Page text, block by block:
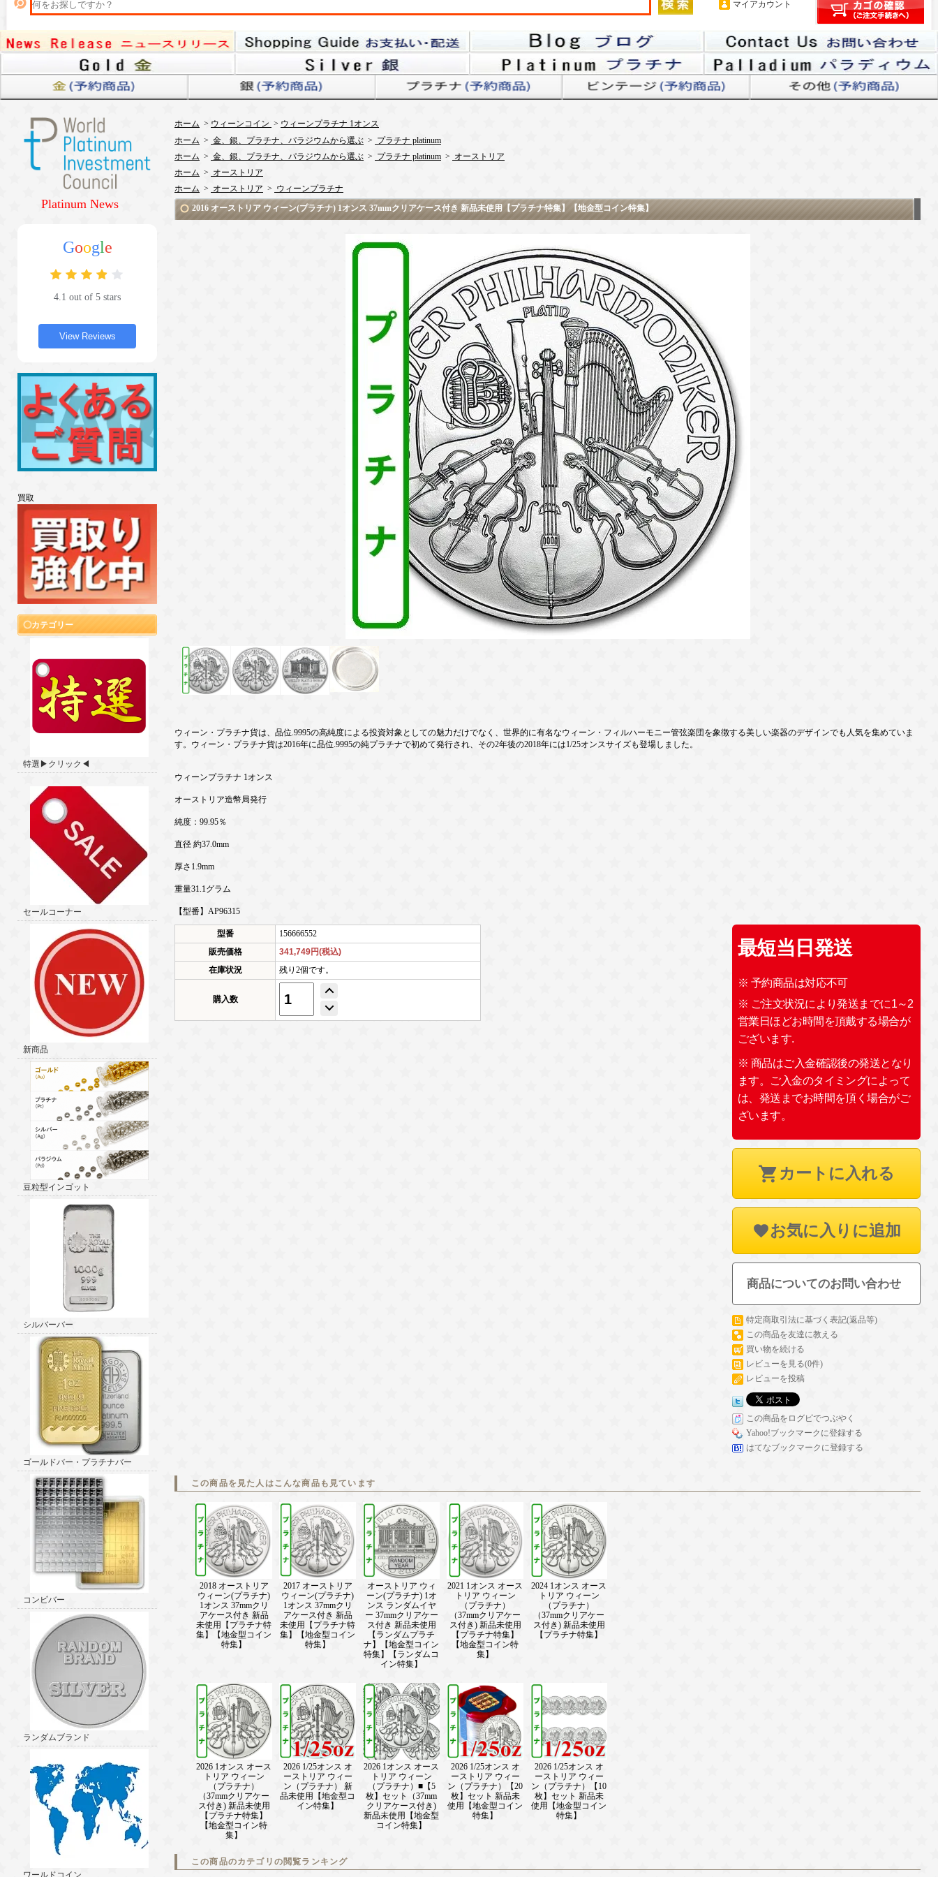
マイアカウント
Platinum News
Google
4.1 out of 5 stars
View Reviews
買取
カテゴリー
特選▶クリック◀
セールコーナー
新商品
豆粒型インゴット
シルバーバー
ゴールドバー・プラチナバー
コンビバー
ランダムブランド
ワールドコイン
ホーム > ウィーンコイン > ウィーンプラチナ 1オンス
ホーム > 金、銀、プラチナ、パラジウムから選ぶ > プラチナ platinum
ホーム > 金、銀、プラチナ、パラジウムから選ぶ > プラチナ platinum > オーストリア
ホーム > オーストリア
ホーム > オーストリア > ウィーンプラチナ
2016 オーストリア ウィーン(プラチナ) 1オンス 37mmクリアケース付き 新品未使用【プラチナ特集】【地金型コイン特集】
ウィーン・プラチナ貨は、品位.9995の高純度による投資対象としての魅力だけでなく、世界的に有名なウィーン・フィルハーモニー管弦楽団を象徴する美しい楽器のデザインでも人気を集めていま
す。ウィーン・プラチナ貨は2016年に品位.9995の純プラチナで初めて発行され、その2年後の2018年には1/25オンスサイズも登場しました。
ウィーンプラチナ 1オンス
オーストリア造幣局発行
純度：99.95％
直径 約37.0mm
厚さ1.9mm
重量31.1グラム
【型番】AP96315
型番
156666552
販売価格
341,749円(税込)
在庫状況
残り2個です。
購入数
最短当日発送
※ 予約商品は対応不可
※ ご注文状況により発送までに1～2
営業日ほどお時間を頂戴する場合が
ございます.
※ 商品はご入金確認後の発送となり
ます。ご入金のタイミングによって
は、発送までお時間を頂く場合がご
ざいます。
カートに入れる
お気に入りに追加
商品についてのお問い合わせ
特定商取引法に基づく表記(返品等)
この商品を友達に教える
買い物を続ける
レビューを見る(0件)
レビューを投稿
この商品をログピでつぶやく
Yahoo!ブックマークに登録する
はてなブックマークに登録する
この商品を見た人はこんな商品も見ています
2018 オーストリア
ウィーン(プラチナ)
1オンス 37mmクリ
アケース付き 新品
未使用【プラチナ特
集】【地金型コイン
特集】
2017 オーストリア
ウィーン(プラチナ)
1オンス 37mmクリ
アケース付き 新品
未使用【プラチナ特
集】【地金型コイン
特集】
オーストリア ウィ
ーン(プラチナ) 1オ
ンス ランダムイヤ
ー 37mmクリアケー
ス付き 新品未使用
【ランダムプラチ
ナ】【地金型コイン
特集】【ランダムコ
イン特集】
2021 1オンス オース
トリア ウィーン
（プラチナ）
（37mmクリアケー
ス付き) 新品未使用
【プラチナ特集】
【地金型コイン特
集】
2024 1オンス オース
トリア ウィーン
（プラチナ）
（37mmクリアケー
ス付き) 新品未使用
【プラチナ特集】
2026 1オンス オース
トリア ウィーン
（プラチナ）
（37mmクリアケー
ス付き) 新品未使用
【プラチナ特集】
【地金型コイン特
集】
2026 1/25オンス オ
ーストリア ウィー
ン（プラチナ） 新
品未使用【地金型コ
イン特集】
2026 1オンス オース
トリア ウィーン
（プラチナ）■【5
枚】セット（37mm
クリアケース付き)
新品未使用【地金型
コイン特集】
2026 1/25オンス オ
ーストリア ウィー
ン（プラチナ）【20
枚】セット 新品未
使用【地金型コイン
特集】
2026 1/25オンス オ
ーストリア ウィー
ン（プラチナ）【10
枚】セット 新品未
使用【地金型コイン
特集】
この商品のカテゴリの閲覧ランキング